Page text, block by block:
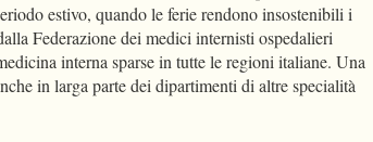
estivo, quando le ferie rendono insostenibili i
Federazione dei medici internisti ospedalieri
interna sparse in tutte le regioni italiane. Una
in larga parte dei dipartimenti di altre specialità